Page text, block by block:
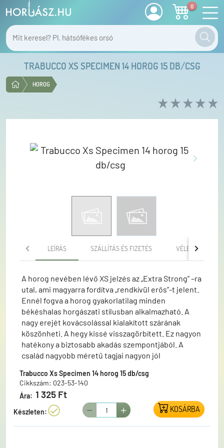
0
TRABUCCO XS SPECIMEN 14 HOROG 15 DB/CSG
HOROG
LEÍRÁS SZÁLLÍTÁS ÉS FIZETÉS VÉLEMÉNYEK
A horog nevében lévő XS jelzés az „Extra Strong” –ra
utal, ami magyarra fordítva „rendkívül erős”-t jelent.
Ennél fogva a horog gyakorlatilag minden
békéshalas horgászati stílusban alkalmazható. A
nagy erejét kovácsolással kialakított szárának
köszönheti. A hegy kissé visszagörbített. Ez nagyon
hatékony a biztosabb akadás szempontjából. A
család nagyobb méretű tagjai nagyon jól
csalikhoz. Az angolok által kifejleszettt un.method
módszer manapság nagyon népszerű, így szinte
mindenki horgásztáskájában megvannak az ehhez
szükséges eszközök és csalik. Kiváló ár-érték arány,
Trabucco Xs Specimen 14 horog 15 db/csg
Cikkszám: 023-53-140
Ára: 1 325 Ft
Készleten: KOSÁRBA